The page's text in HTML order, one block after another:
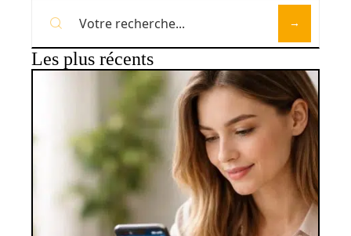
Les plus récents